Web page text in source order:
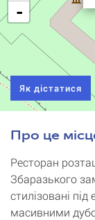
-
Як дістатися
Про це
Ресторан
Збаразького
стилізовані
масивними